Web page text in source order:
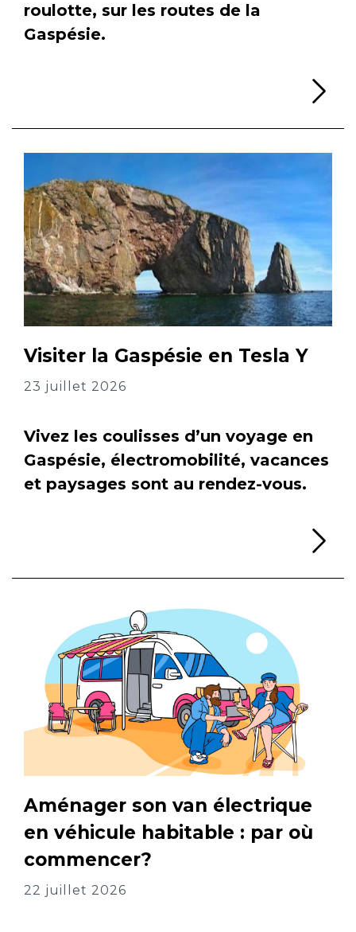
roulotte, sur les routes de la
Gaspésie.
Visiter la Gaspésie en Tesla Y
23 juillet 2026
Vivez les coulisses d’un voyage en
Gaspésie, électromobilité, vacances
et paysages sont au rendez-vous.
Aménager son van électrique
en véhicule habitable : par où
commencer?
22 juillet 2026